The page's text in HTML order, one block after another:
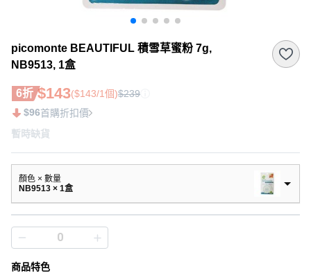
picomonte BEAUTIFUL 積雪草蜜粉 7g,
NB9513, 1盒
6折 $143($143/1個)$239
$96首購折扣價
暫時缺貨
顏色 × 數量
NB9513 × 1盒
商品特色